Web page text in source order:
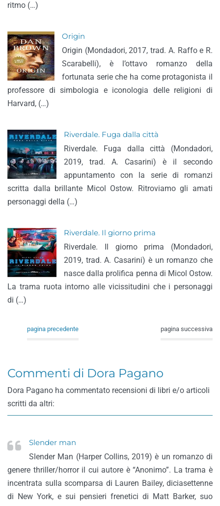
ritmo (…)
Origin
Origin (Mondadori, 2017, trad. A. Raffo e R.
Scarabelli), è l’ottavo romanzo della
fortunata serie che ha come protagonista il
professore di simbologia e iconologia delle religioni di
Harvard, (…)
Riverdale. Fuga dalla città
Riverdale. Fuga dalla città (Mondadori,
2019, trad. A. Casarini) è il secondo
appuntamento con la serie di romanzi
scritta dalla brillante Micol Ostow. Ritroviamo gli amati
personaggi della (…)
Riverdale. Il giorno prima
Riverdale. Il giorno prima (Mondadori,
2019, trad. A. Casarini) è un romanzo che
nasce dalla prolifica penna di Micol Ostow.
La trama ruota intorno alle vicissitudini che i personaggi
di (…)
pagina precedente pagina successiva
Commenti di Dora Pagano
Dora Pagano ha commentato recensioni di libri e/o articoli
scritti da altri:
Slender man
Slender Man (Harper Collins, 2019) è un romanzo di
genere thriller/horror il cui autore è “Anonimo”. La trama è
incentrata sulla scomparsa di Lauren Bailey, diciasettenne
di New York, e sui pensieri frenetici di Matt Barker, suo